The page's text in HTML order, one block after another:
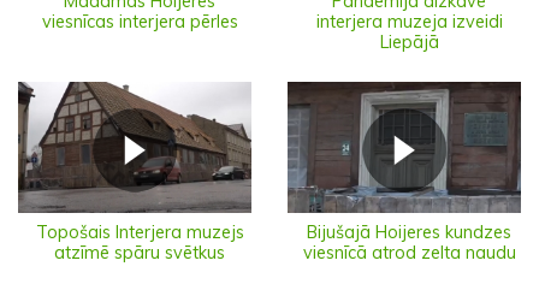
viesnīcas interjera pērles
interjera muzeja izveidi
Liepājā
Topošais Interjera muzejs
atzīmē spāru svētkus
Bijušajā Hoijeres kundzes
viesnīcā atrod zelta naudu